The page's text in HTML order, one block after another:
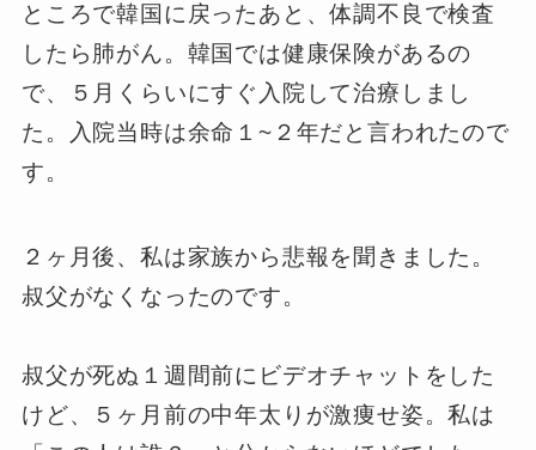
ところで韓国に戻ったあと、体調不良で検査
したら肺がん。韓国では健康保険があるの
で、５月くらいにすぐ入院して治療しまし
た。入院当時は余命１~２年だと言われたので
す。
２ヶ月後、私は家族から悲報を聞きました。
叔父がなくなったのです。
叔父が死ぬ１週間前にビデオチャットをした
けど、５ヶ月前の中年太りが激痩せ姿。私は